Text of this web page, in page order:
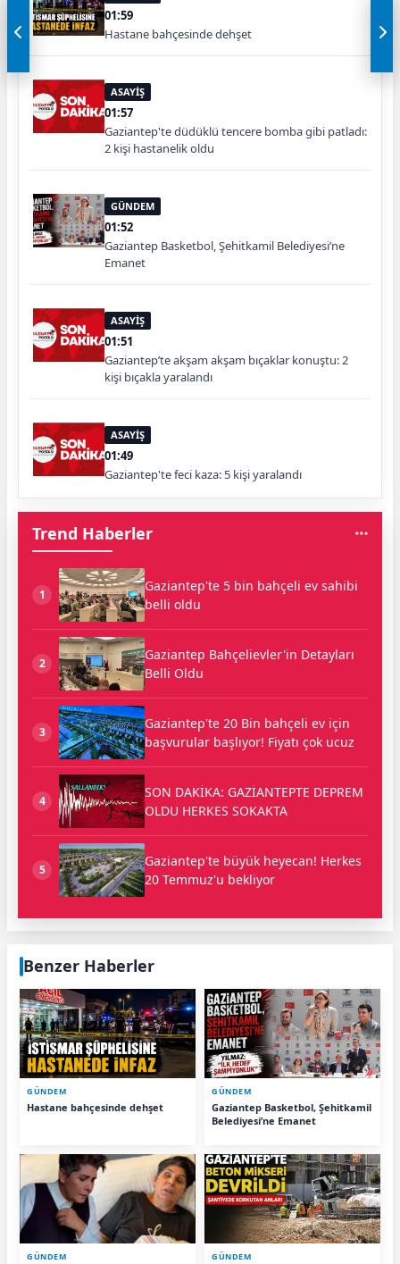
01:59
Hastane bahçesinde dehşet
ASAYİŞ
01:57
Gaziantep'te düdüklü tencere bomba gibi patladı:
2 kişi hastanelik oldu
GÜNDEM
01:52
Gaziantep Basketbol, Şehitkamil Belediyesi’ne
Emanet
ASAYİŞ
01:51
Gaziantep’te akşam akşam bıçaklar konuştu: 2
kişi bıçakla yaralandı
ASAYİŞ
01:49
Gaziantep'te feci kaza: 5 kişi yaralandı
Trend Haberler
1
Gaziantep'te 5 bin bahçeli ev sahibi
belli oldu
2
Gaziantep Bahçelievler'in Detayları
Belli Oldu
3
Gaziantep'te 20 Bin bahçeli ev için
başvurular başlıyor! Fiyatı çok ucuz
4
SON DAKİKA: GAZİANTEPTE DEPREM
OLDU HERKES SOKAKTA
5
Gaziantep'te büyük heyecan! Herkes
20 Temmuz'u bekliyor
Benzer Haberler
GÜNDEM
Hastane bahçesinde dehşet
GÜNDEM
Gaziantep Basketbol, Şehitkamil
Belediyesi’ne Emanet
GÜNDEM GÜNDEM